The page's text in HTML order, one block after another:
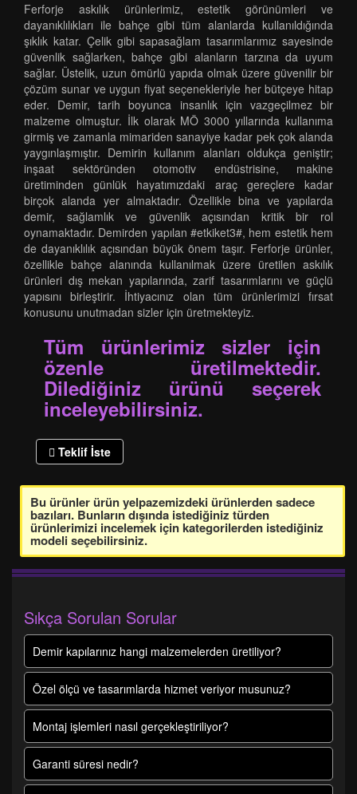
Ferforje askılık ürünlerimiz, estetik görünümleri ve
dayanıklılıkları ile bahçe gibi tüm alanlarda kullanıldığında
şıklık katar. Çelik gibi sapasağlam tasarımlarımız sayesinde
güvenlik sağlarken, bahçe gibi alanların tarzına da uyum
sağlar. Üstelik, uzun ömürlü yapıda olmak üzere güvenilir bir
çözüm sunar ve uygun fiyat seçenekleriyle her bütçeye hitap
eder. Demir, tarih boyunca insanlık için vazgeçilmez bir
malzeme olmuştur. İlk olarak MÖ 3000 yıllarında kullanıma
girmiş ve zamanla mimariden sanayiye kadar pek çok alanda
yaygınlaşmıştır. Demirin kullanım alanları oldukça geniştir;
inşaat sektöründen otomotiv endüstrisine, makine
üretiminden günlük hayatımızdaki araç gereçlere kadar
birçok alanda yer almaktadır. Özellikle bina ve yapılarda
demir, sağlamlık ve güvenlik açısından kritik bir rol
oynamaktadır. Demirden yapılan #etkiket3#, hem estetik hem
de dayanıklılık açısından büyük önem taşır. Ferforje ürünler,
özellikle bahçe alanında kullanılmak üzere üretilen askılık
ürünleri dış mekan yapılarında, zarif tasarımlarını ve güçlü
yapısını birleştirir. İhtiyacınız olan tüm ürünlerimizi fırsat
konusunu unutmadan sizler için üretmekteyiz.
Tüm ürünlerimiz sizler için
özenle üretilmektedir.
Dilediğiniz ürünü seçerek
inceleyebilirsiniz.
Teklif İste
Bu ürünler ürün yelpazemizdeki ürünlerden sadece
bazıları. Bunların dışında istediğiniz türden
ürünlerimizi incelemek için kategorilerden istediğiniz
modeli seçebilirsiniz.
Sıkça Sorulan Sorular
Demir kapılarınız hangi malzemelerden üretiliyor?
Özel ölçü ve tasarımlarda hizmet veriyor musunuz?
Montaj işlemleri nasıl gerçekleştiriliyor?
Garanti süresi nedir?